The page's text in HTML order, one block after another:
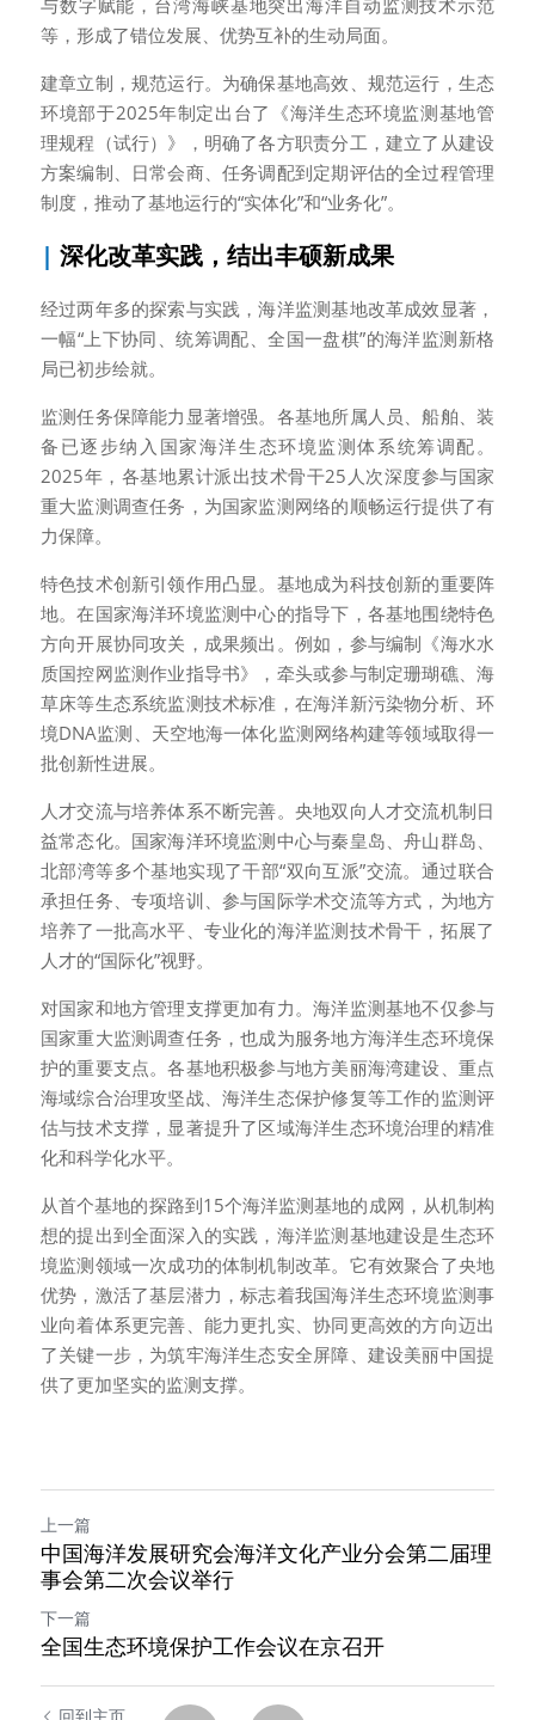
与数字赋能，台湾海峡基地突出海洋自动监测技术示范
等，形成了错位发展、优势互补的生动局面。
建章立制，规范运行。为确保基地高效、规范运行，生态
环境部于2025年制定出台了《海洋生态环境监测基地管
理规程（试行）》，明确了各方职责分工，建立了从建设
方案编制、日常会商、任务调配到定期评估的全过程管理
制度，推动了基地运行的“实体化”和“业务化”。
| 深化改革实践，结出丰硕新成果
经过两年多的探索与实践，海洋监测基地改革成效显著，
一幅“上下协同、统筹调配、全国一盘棋”的海洋监测新格
局已初步绘就。
监测任务保障能力显著增强。各基地所属人员、船舶、装
备已逐步纳入国家海洋生态环境监测体系统筹调配。
2025年，各基地累计派出技术骨干25人次深度参与国家
重大监测调查任务，为国家监测网络的顺畅运行提供了有
力保障。
特色技术创新引领作用凸显。基地成为科技创新的重要阵
地。在国家海洋环境监测中心的指导下，各基地围绕特色
方向开展协同攻关，成果频出。例如，参与编制《海水水
质国控网监测作业指导书》，牵头或参与制定珊瑚礁、海
草床等生态系统监测技术标准，在海洋新污染物分析、环
境DNA监测、天空地海一体化监测网络构建等领域取得一
批创新性进展。
人才交流与培养体系不断完善。央地双向人才交流机制日
益常态化。国家海洋环境监测中心与秦皇岛、舟山群岛、
北部湾等多个基地实现了干部“双向互派”交流。通过联合
承担任务、专项培训、参与国际学术交流等方式，为地方
培养了一批高水平、专业化的海洋监测技术骨干，拓展了
人才的“国际化”视野。
对国家和地方管理支撑更加有力。海洋监测基地不仅参与
国家重大监测调查任务，也成为服务地方海洋生态环境保
护的重要支点。各基地积极参与地方美丽海湾建设、重点
海域综合治理攻坚战、海洋生态保护修复等工作的监测评
估与技术支撑，显著提升了区域海洋生态环境治理的精准
化和科学化水平。
从首个基地的探路到15个海洋监测基地的成网，从机制构
想的提出到全面深入的实践，海洋监测基地建设是生态环
境监测领域一次成功的体制机制改革。它有效聚合了央地
优势，激活了基层潜力，标志着我国海洋生态环境监测事
业向着体系更完善、能力更扎实、协同更高效的方向迈出
了关键一步，为筑牢海洋生态安全屏障、建设美丽中国提
供了更加坚实的监测支撑。
上一篇
中国海洋发展研究会海洋文化产业分会第二届理
事会第二次会议举行
下一篇
全国生态环境保护工作会议在京召开